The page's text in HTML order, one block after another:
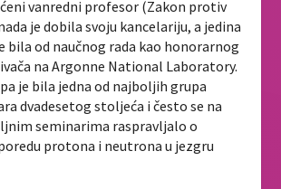
vanredni profesor (Zakon protiv
je dobila svoju kancelariju, a jedina
bila od naučnog rada kao honorarnog
na Argonne National Laboratory.
je bila jedna od najboljih grupa
dvadesetog stoljeća i često se na
seminarima raspravljalo o
protona i neutrona u jezgru